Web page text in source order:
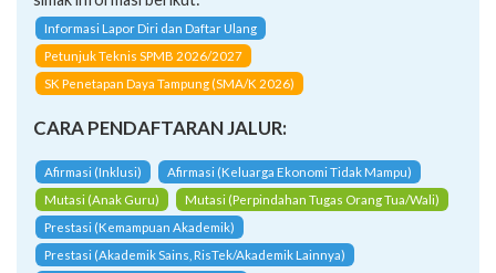
Informasi Lapor Diri dan Daftar Ulang
Petunjuk Teknis SPMB 2026/2027
SK Penetapan Daya Tampung (SMA/K 2026)
CARA PENDAFTARAN JALUR:
Afirmasi (Inklusi)
Afirmasi (Keluarga Ekonomi Tidak Mampu)
Mutasi (Anak Guru)
Mutasi (Perpindahan Tugas Orang Tua/Wali)
Prestasi (Kemampuan Akademik)
Prestasi (Akademik Sains, RisTek/Akademik Lainnya)